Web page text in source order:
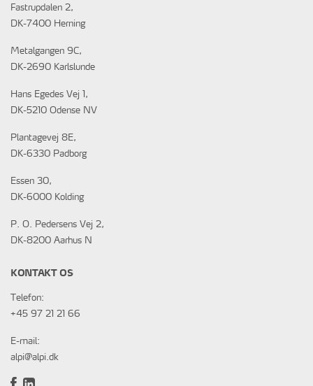
Fastrupdalen 2,
DK-7400 Herning
Metalgangen 9C,
DK-2690 Karlslunde
Hans Egedes Vej 1,
DK-5210 Odense NV
Plantagevej 8E,
DK-6330 Padborg
Essen 30,
DK-6000 Kolding
P. O. Pedersens Vej 2,
DK-8200 Aarhus N
KONTAKT OS
Telefon:
+45 97 21 21 66
E-mail:
alpi@alpi.dk